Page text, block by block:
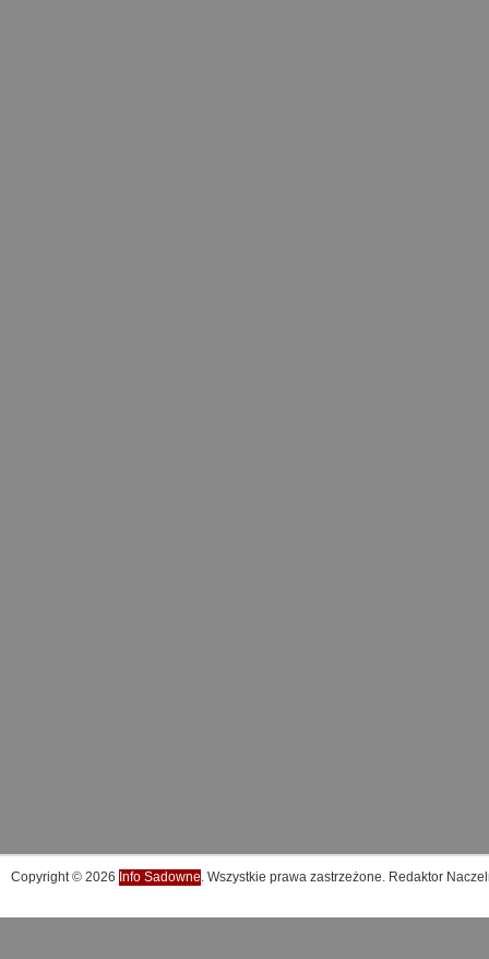
Copyright © 2026 Info Sadowne. Wszystkie prawa zastrzeżone. Redaktor